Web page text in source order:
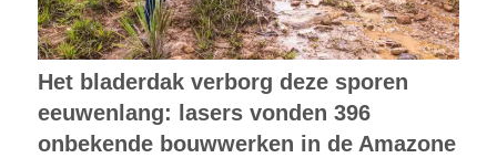
Het bladerdak verborg deze sporen
eeuwenlang: lasers vonden 396
onbekende bouwwerken in de Amazone